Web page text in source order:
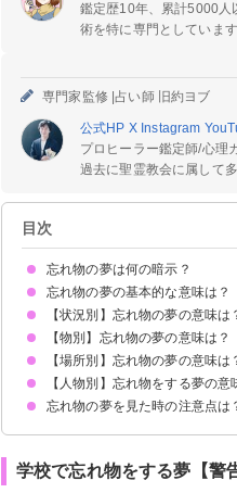
鑑定歴10年、累計5000人
術を特に専門としています
専門家監修 |占い師 旧約ヨブ
公式HP X Instagram
プロヒーラー鑑定師/心理
過去に聖霊教会に属して
目次
忘れ物の夢は何の暗示？
忘れ物の夢の基本的な意味は？
①大事なことを忘れているという暗
②過去の忘れたい出来事の象徴
状況によって意味が決まる
【状況別】忘れ物の夢の意味は
忘れ物をする夢【警告夢】
忘れ物を取りに行く夢【警告夢】
忘れ物を届けてくれる夢【吉夢】
忘れ物で遅刻する夢【警告夢】
旅行で忘れ物をする夢【警告夢】
忘れ物を探す夢【警告夢】
忘れ物が見つかる夢【警告夢】
忘れ物で怒られる夢【警告夢】
忘れ物を諦める夢【吉夢】
忘れ物をして焦る夢【警告夢】
忘れ物をして借りる夢【吉夢】
忘れ物を届ける夢【凶夢】
忘れ物を思い出す夢【吉夢】
【物別】忘れ物の夢の意味は？
荷物を忘れる夢【吉夢】
靴を忘れる夢【吉夢】
かばんを忘れる夢【警告夢】
財布を忘れる夢【警告夢】
服を忘れる夢【警告夢】
教科書を忘れる夢【凶夢】
靴下を忘れる夢【凶夢】
マスクを忘れる夢【凶夢】
化粧品を忘れる夢【警告夢】
スマホを忘れる夢【警告夢】
パスポートを忘れる夢【警告夢】
チケットを忘れる夢【警告夢】
【場所別】忘れ物の夢の意味は
学校で忘れ物をする夢【警告夢】
自宅に忘れ物をする夢【警告夢】
車に忘れ物をする夢【警告夢】
電車に忘れ物をする夢【凶夢】
空港に忘れ物をする夢【警告夢】
旅行先に忘れ物をする夢【警告夢
【人物別】忘れ物をする夢の意
友達が忘れ物をする夢【警告夢】
恋人が忘れ物をする夢【警告夢】
子供が忘れ物をする夢【警告夢】
他人が忘れ物をする夢【吉夢】
忘れ物の夢を見た時の注意点は
学校で忘れ物をする夢【警